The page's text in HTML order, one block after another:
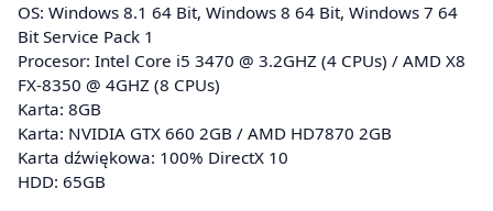
OS: Windows 8.1 64 Bit, Windows 8 64 Bit, Windows 7 64
Bit Service Pack 1
Procesor: Intel Core i5 3470 @ 3.2GHZ (4 CPUs) / AMD X8
FX-8350 @ 4GHZ (8 CPUs)
Karta: 8GB
Karta: NVIDIA GTX 660 2GB / AMD HD7870 2GB
Karta dźwiękowa: 100% DirectX 10
HDD: 65GB